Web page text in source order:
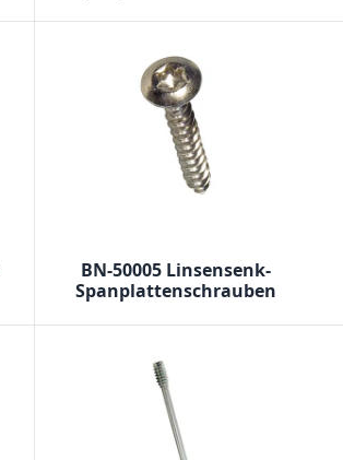
BN-50005 Linsensenk-
Spanplattenschrauben